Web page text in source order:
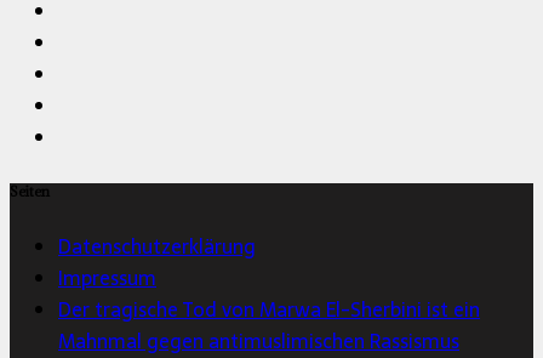
Seiten
Datenschutzerklärung
Impressum
Der tragische Tod von Marwa El-Sherbini ist ein
Mahnmal gegen antimuslimischen Rassismus